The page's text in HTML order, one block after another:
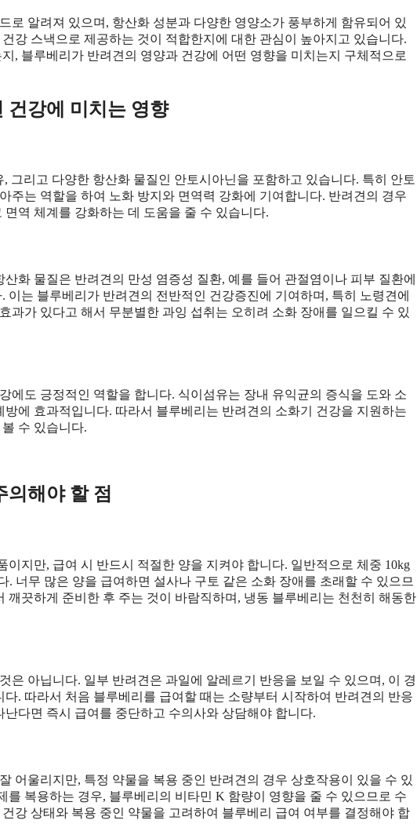
로 알려져 있으며, 항산화 성분과 다양한 영양소가 풍부하게 함유되어 있
강 스낵으로 제공하는 것이 적합한지에 대한 관심이 높아지고 있습니다.
, 블루베리가 반려견의 영양과 건강에 어떤 영향을 미치는지 구체적으로
건강에 미치는 영향
그리고 다양한 항산화 물질인 안토시아닌을 포함하고 있습니다. 특히 안토
주는 역할을 하여 노화 방지와 면역력 강화에 기여합니다. 반려견의 경우
역 체계를 강화하는 데 도움을 줄 수 있습니다.
화 물질은 반려견의 만성 염증성 질환, 예를 들어 관절염이나 피부 질환에
는 블루베리가 반려견의 전반적인 건강증진에 기여하며, 특히 노령견에
과가 있다고 해서 무분별한 과잉 섭취는 오히려 소화 장애를 일으킬 수 있
에도 긍정적인 역할을 합니다. 식이섬유는 장내 유익균의 증식을 도와 소
에 효과적입니다. 따라서 블루베리는 반려견의 소화기 건강을 지원하는
수 있습니다.
의해야 할 점
지만, 급여 시 반드시 적절한 양을 지켜야 합니다. 일반적으로 체중 10kg
. 너무 많은 양을 급여하면 설사나 구토 같은 소화 장애를 초래할 수 있으므
깨끗하게 준비한 후 주는 것이 바람직하며, 냉동 블루베리는 천천히 해동한
은 아닙니다. 일부 반려견은 과일에 알레르기 반응을 보일 수 있으며, 이 경
. 따라서 처음 블루베리를 급여할 때는 소량부터 시작하여 반려견의 반응
다면 즉시 급여를 중단하고 수의사와 상담해야 합니다.
어울리지만, 특정 약물을 복용 중인 반려견의 경우 상호작용이 있을 수 있
를 복용하는 경우, 블루베리의 비타민 K 함량이 영향을 줄 수 있으므로 수
강 상태와 복용 중인 약물을 고려하여 블루베리 급여 여부를 결정해야 합